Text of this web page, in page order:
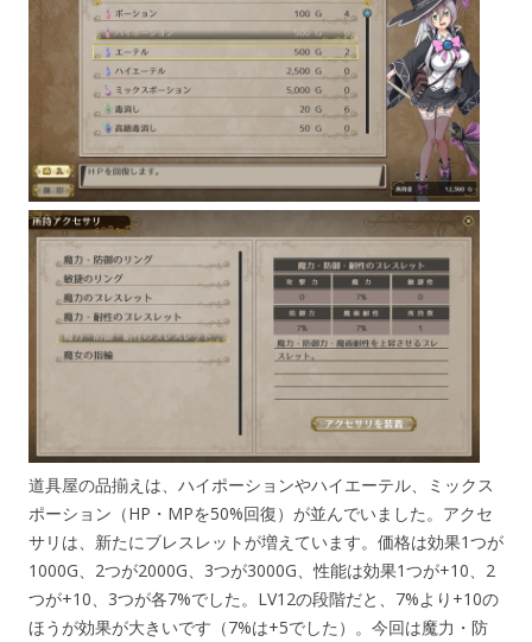
道具屋の品揃えは、ハイポーションやハイエーテル、ミックス
ポーション（HP・MPを50%回復）が並んでいました。アクセ
サリは、新たにブレスレットが増えています。価格は効果1つが
1000G、2つが2000G、3つが3000G、性能は効果1つが+10、2
つが+10、3つが各7%でした。LV12の段階だと、7%より+10の
ほうが効果が大きいです（7%は+5でした）。今回は魔力・防